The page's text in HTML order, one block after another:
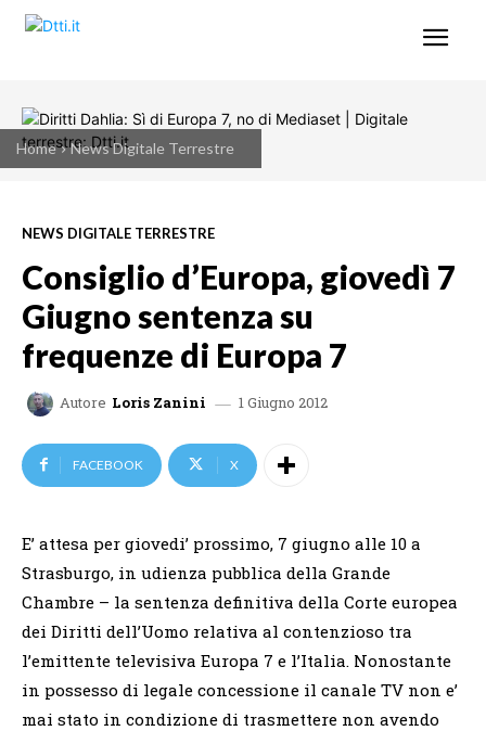
Home News Digitale Terrestre
NEWS DIGITALE TERRESTRE
Consiglio d’Europa, giovedì 7
Giugno sentenza su
frequenze di Europa 7
Autore Loris Zanini 1 Giugno 2012
FACEBOOK X
E’ attesa per giovedi’ prossimo, 7 giugno alle 10 a
Strasburgo, in udienza pubblica della Grande
Chambre – la sentenza definitiva della Corte europea
dei Diritti dell’Uomo relativa al contenzioso tra
l’emittente televisiva Europa 7 e l’Italia. Nonostante
in possesso di legale concessione il canale TV non e’
mai stato in condizione di trasmettere non avendo